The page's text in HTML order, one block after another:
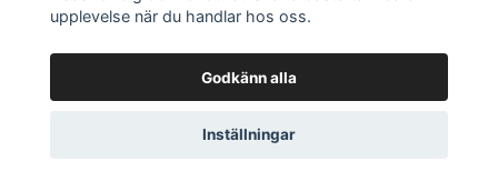
© 2026 Bodega Partybutiken
upplevelse när du handlar hos oss.
Godkänn alla
Inställningar